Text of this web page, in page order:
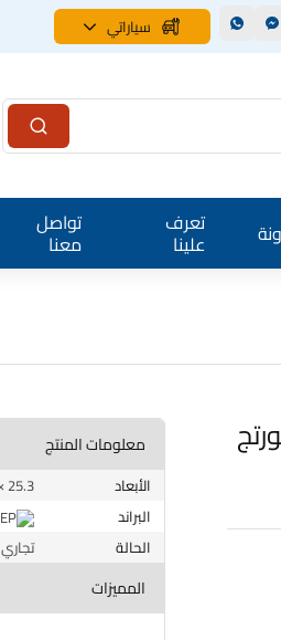
سياراتي
تعرف
علينا
تواصل
معنا
معلومات المنتج
الأبعاد
25.3 × 17.3 × 4.6 سنتيميتر
البراند
الحالة تجاري
المميزات